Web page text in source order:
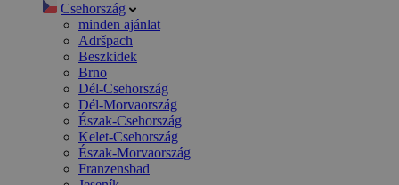
Csehország
minden ajánlat
Adršpach
Beszkidek
Brno
Dél-Csehország
Dél-Morvaország
Észak-Csehország
Kelet-Csehország
Észak-Morvaország
Franzensbad